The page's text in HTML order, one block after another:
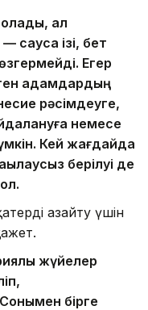
ал
саусақ ізі, бет
Егер
адамдардың
рәсімдеуге,
немесе
Кей жағдайда
берілуі де
азайту үшін
жүйелер
бірге